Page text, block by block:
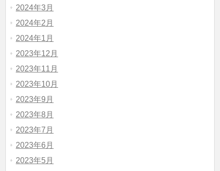
2024年3月
2024年2月
2024年1月
2023年12月
2023年11月
2023年10月
2023年9月
2023年8月
2023年7月
2023年6月
2023年5月